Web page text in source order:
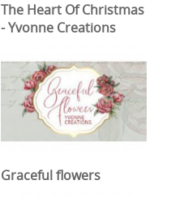
The Heart Of Christmas
- Yvonne Creations
Graceful flowers